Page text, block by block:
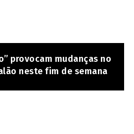
provocam mudanças no
neste fim de semana